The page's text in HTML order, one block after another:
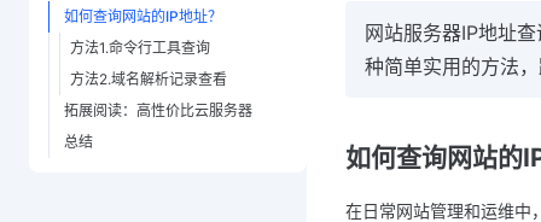
如何查询网站的IP地址？
方法1.命令行工具查询
方法2.域名解析记录查看
拓展阅读：高性价比云服务器
总结
网站服务器IP地址
种简单实用的方法
如何查询网站的
在日常网站管理和运维中